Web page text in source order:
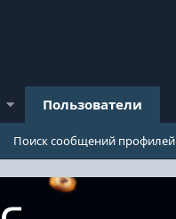
Пользователи
Поиск сообщений профилей